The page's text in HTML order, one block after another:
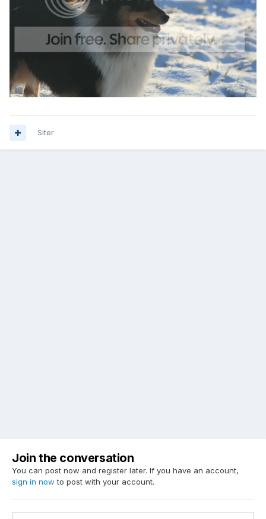
Siter
Join the conversation
You can post now and register later. If you have an account,
sign in now to post with your account.